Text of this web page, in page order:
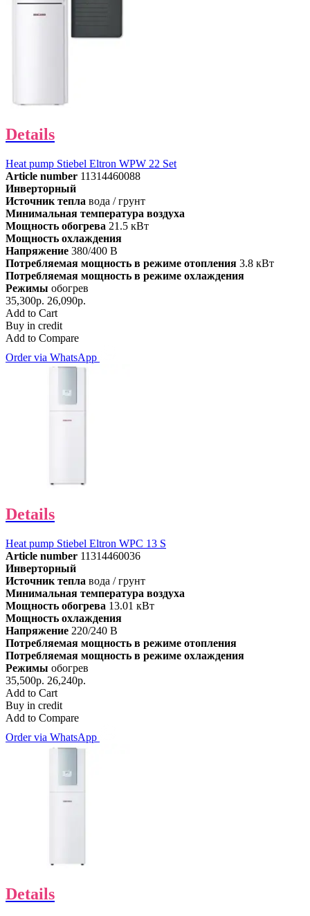
Details
Heat pump Stiebel Eltron WPW 22 Set
Article number 11314460088
Инверторный
Источник тепла вода / грунт
Минимальная температура воздуха
Мощность обогрева 21.5 кВт
Мощность охлаждения
Напряжение 380/400 В
Потребляемая мощность в режиме отопления 3.8 кВт
Потребляемая мощность в режиме охлаждения
Режимы обогрев
35,300р. 26,090р.
Add to Cart
Buy in credit
Add to Compare
Order via WhatsApp
Details
Heat pump Stiebel Eltron WPC 13 S
Article number 11314460036
Инверторный
Источник тепла вода / грунт
Минимальная температура воздуха
Мощность обогрева 13.01 кВт
Мощность охлаждения
Напряжение 220/240 В
Потребляемая мощность в режиме отопления
Потребляемая мощность в режиме охлаждения
Режимы обогрев
35,500р. 26,240р.
Add to Cart
Buy in credit
Add to Compare
Order via WhatsApp
Details